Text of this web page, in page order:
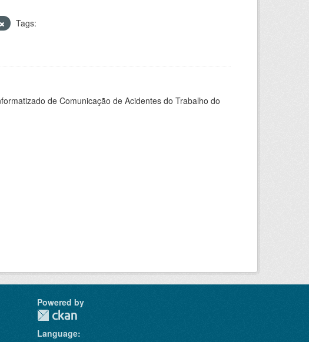
Tags:
de Comunicação de Acidentes do Trabalho do
Powered by
Language